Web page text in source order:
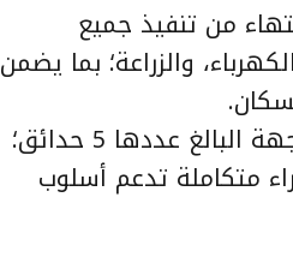
مميزًا بنسبة 98%، وتم الانتهاء من تنفيذ جميع
والزراعة؛ بما يضمن
كما أعلنت NHC عن الانتهاء من تنفيذ جميع حدائق الوجهة البالغ عددها 5 حدائق؛
متكاملة تدعم أسلوب